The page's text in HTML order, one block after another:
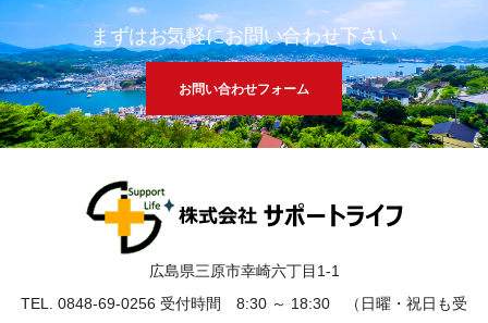
まずはお気軽にお問い合わせ下さい
お問い合わせフォーム
広島県三原市幸崎六丁目1-1
TEL. 0848-69-0256 受付時間 8:30 ～ 18:30 （日曜・祝日も受